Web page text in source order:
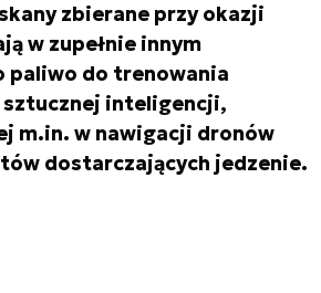
zbierane przy okazji
w zupełnie innym
paliwo do trenowania
sztucznej inteligencji,
m.in. w nawigacji dronów
dostarczających jedzenie.